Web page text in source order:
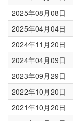
2025年08月08日
2025年04月04日
2024年11月20日
2024年04月09日
2023年09月29日
2022年10月20日
2021年10月20日